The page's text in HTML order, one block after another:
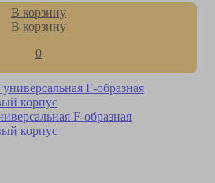
В корзину
В корзину
0
F-образная
корпус